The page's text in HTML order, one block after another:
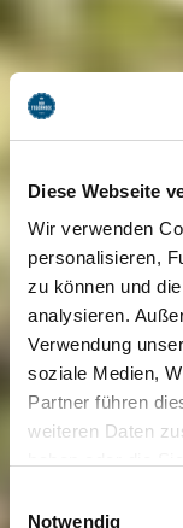
Diese Webseite
Wir verwenden
personalisieren,
zu können und
analysieren.
Verwendung
soziale Medien,
Partner führen
weiteren Daten
Cookies, wenn
Notwendig